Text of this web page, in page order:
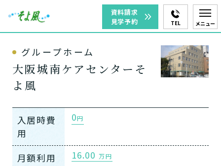
資料請求
見学予約
TEL メニュー
グループホーム
大阪城南ケアセンターそ
よ風
入居時費
用
0円
月額利用
16.00 万円